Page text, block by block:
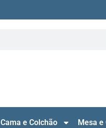
Cama e Colchão Mesa e